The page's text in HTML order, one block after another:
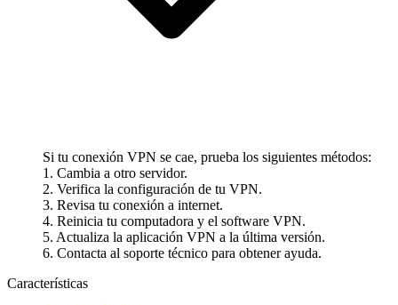
Si tu conexión VPN se cae, prueba los siguientes métodos:
1. Cambia a otro servidor.
2. Verifica la configuración de tu VPN.
3. Revisa tu conexión a internet.
4. Reinicia tu computadora y el software VPN.
5. Actualiza la aplicación VPN a la última versión.
6. Contacta al soporte técnico para obtener ayuda.
Características